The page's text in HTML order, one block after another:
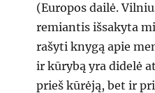
(Europos dailė.
remiantis išsakyta
rašyti knygą apie
ir kūrybą yra didelė
prieš kūrėją, bet ir